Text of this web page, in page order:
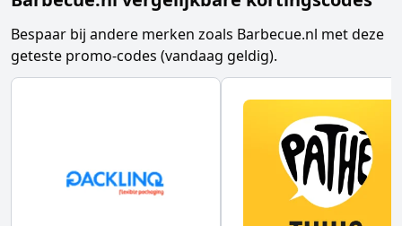
Bespaar bij andere merken zoals Barbecue.nl met deze
geteste promo-codes (vandaag geldig).